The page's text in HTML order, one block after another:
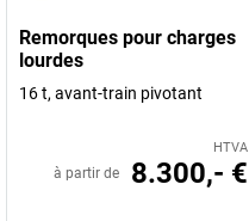
Remorques pour charges
lourdes
16 t, avant-train pivotant
HTVA
à partir de 8.300,- €